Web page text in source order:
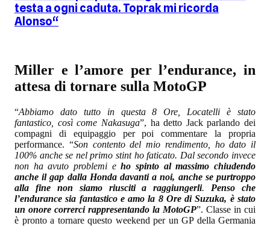
testa a ogni caduta. Toprak mi ricorda
Alonso“
Miller e l’amore per l’endurance, in
attesa di tornare sulla MotoGP
“Abbiamo dato tutto in questa 8 Ore, Locatelli è stato
fantastico, così come Nakasuga”, ha detto Jack parlando dei
compagni di equipaggio per poi commentare la propria
performance. “Son contento del mio rendimento, ho dato il
100% anche se nel primo stint ho faticato. Dal secondo invece
non ha avuto problemi eho spinto al massimo chiudendo
anche il gap dalla Honda davanti a noi, anche se purtroppo
alla fine non siamo riusciti a raggiungerli. Penso che
l’endurance sia fantastico e amo la 8 Ore di Suzuka, è stato
un onore correrci rappresentando la MotoGP”. Classe in cui
è pronto a tornare questo weekend per un GP della Germania